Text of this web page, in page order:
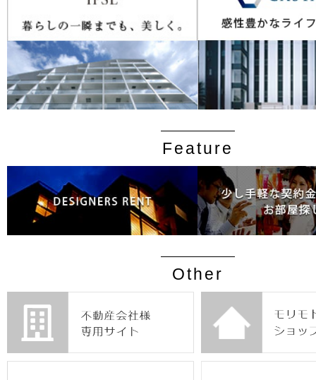
Feature
Other